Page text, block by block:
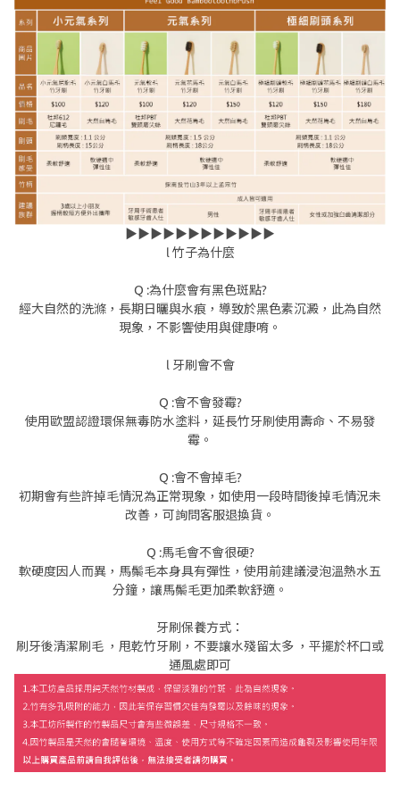
▶▶▶▶▶▶▶▶▶▶▶▶
l 竹子為什麼
Q :為什麼會有黑色斑點?
經大自然的洗滌，長期日曬與水痕，導致於黑色素沉澱，此為自然
現象，不影響使用與健康唷。
l 牙刷會不會
Q :會不會發霉?
使用歐盟認證環保無毒防水塗料，延長竹牙刷使用壽命、不易發
霉。
Q :會不會掉毛?
初期會有些許掉毛情況為正常現象，如使用一段時間後掉毛情況未
改善，可詢問客服退換貨。
Q :馬毛會不會很硬?
軟硬度因人而異，馬鬃毛本身具有彈性，使用前建議浸泡溫熱水五
分鐘，讓馬鬃毛更加柔軟舒適。
牙刷保養方式：
刷牙後清潔刷毛 ，甩乾竹牙刷，不要讓水殘留太多 ，平擺於杯口或
通風處即可